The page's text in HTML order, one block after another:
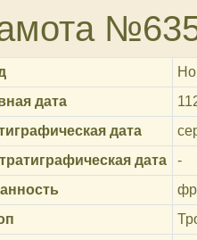
дата
дата
дата
-